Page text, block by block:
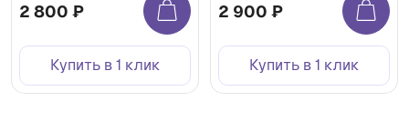
2 800 ₽
Купить в 1 клик
2 900 ₽
Купить в 1 клик